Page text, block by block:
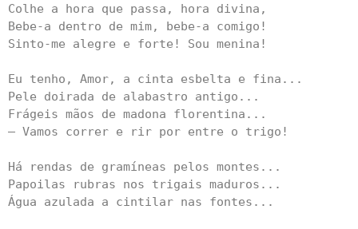
Colhe a hora que passa, hora divina,
Bebe-a dentro de mim, bebe-a comigo!
Sinto-me alegre e forte! Sou menina!
Eu tenho, Amor, a cinta esbelta e fina...
Pele doirada de alabastro antigo...
Frágeis mãos de madona florentina...
— Vamos correr e rir por entre o trigo!
Há rendas de gramíneas pelos montes...
Papoilas rubras nos trigais maduros...
Água azulada a cintilar nas fontes...